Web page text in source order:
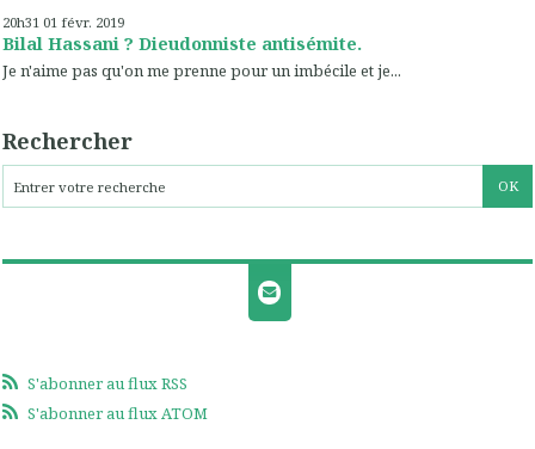
20h31 01 févr. 2019
Bilal Hassani ? Dieudonniste antisémite.
Je n'aime pas qu'on me prenne pour un imbécile et je...
Rechercher
S'abonner au flux RSS
S'abonner au flux ATOM